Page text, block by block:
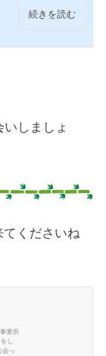
シャ
続きを読む
しましょ
くださいね
業所
し
会っ